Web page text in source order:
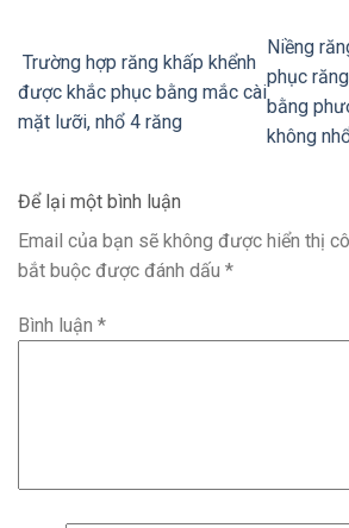
Trường hợp răng khấp khểnh
được khắc phục bằng mắc cài
mặt lưỡi, nhổ 4 răng
Niềng
phục
bằng
không
Để lại một bình luận
Email của bạn sẽ không được hiển thị
bắt buộc được đánh dấu *
Bình luận *